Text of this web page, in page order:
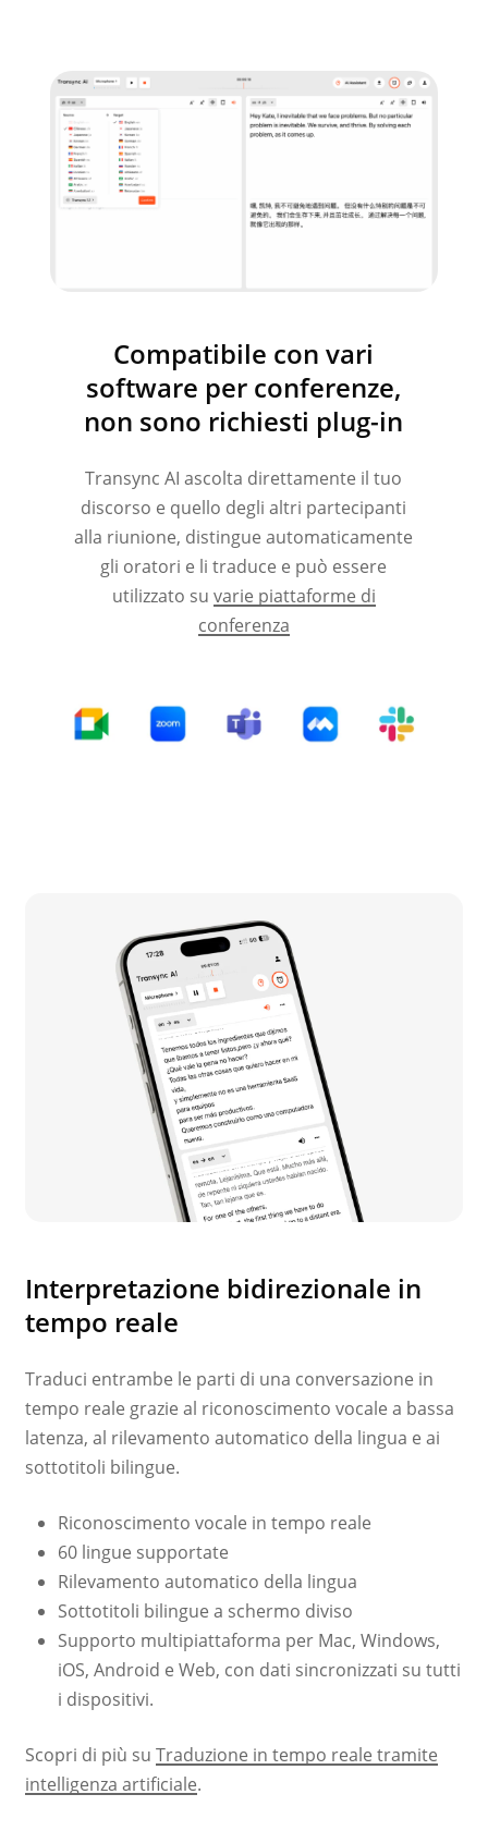
Compatibile con vari
software per conferenze,
non sono richiesti plug-in
Transync AI ascolta direttamente il tuo
discorso e quello degli altri partecipanti
alla riunione, distingue automaticamente
gli oratori e li traduce e può essere
utilizzato su varie piattaforme di
conferenza
Interpretazione bidirezionale in
tempo reale
Traduci entrambe le parti di una conversazione in
tempo reale grazie al riconoscimento vocale a bassa
latenza, al rilevamento automatico della lingua e ai
sottotitoli bilingue.
Riconoscimento vocale in tempo reale
60 lingue supportate
Rilevamento automatico della lingua
Sottotitoli bilingue a schermo diviso
Supporto multipiattaforma per Mac, Windows,
iOS, Android e Web, con dati sincronizzati su tutti
i dispositivi.
Scopri di più su Traduzione in tempo reale tramite
intelligenza artificiale.